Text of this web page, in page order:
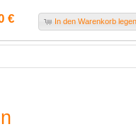
€ In den Warenkorb